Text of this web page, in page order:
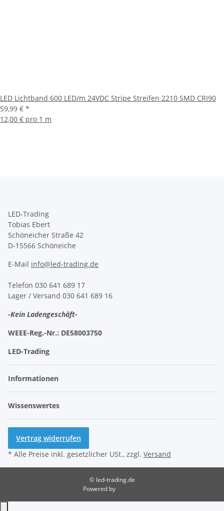
LED Lichtband 600 LED/m 24VDC Stripe Streifen 2210 SMD CRI90
59,99 € *
12,00 € pro 1 m
LED-Trading
Tobias Ebert
Schöneicher Straße 42
D-15566 Schöneiche
E-Mail info@led-trading.de
Telefon 030 641 689 17
Lager / Versand 030 641 689 16
-Kein Ladengeschäft-
WEEE-Reg.-Nr.: DE58003750
LED-Trading
Informationen
Wissenswertes
Vertrag widerrufen
* Alle Preise inkl. gesetzlicher USt., zzgl. Versand
© led-trading.de
Powered by